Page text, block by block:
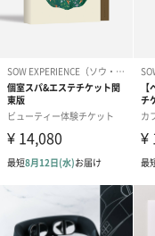
リラックスグッズを同梱
かき氷入浴剤4点セット
（ブルー）（748円）